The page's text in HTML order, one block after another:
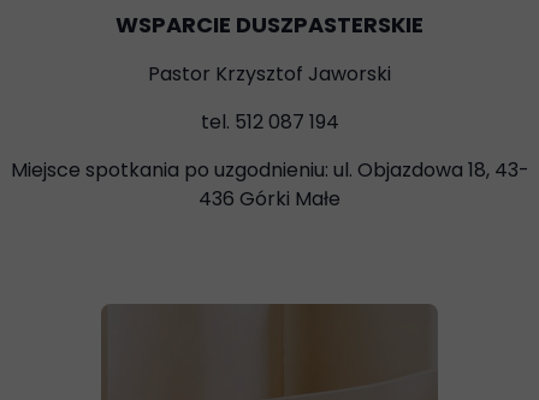
WSPARCIE DUSZPASTERSKIE
Pastor Krzysztof Jaworski
tel. 512 087 194‬
Miejsce spotkania po uzgodnieniu: ul. Objazdowa 18, 43-
436 Górki Małe